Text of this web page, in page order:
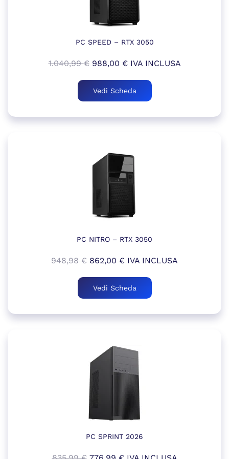
PC SPEED – RTX 3050
1.040,99€ Il
originale
era:
988,00 €Il
attuale
è:
IVA INCLUSA
Vedi Scheda
PC NITRO – RTX 3050
948,98€ Il
originale
era:
862,00 €Il
attuale
è:
IVA INCLUSA
Vedi Scheda
PC SPRINT 2026